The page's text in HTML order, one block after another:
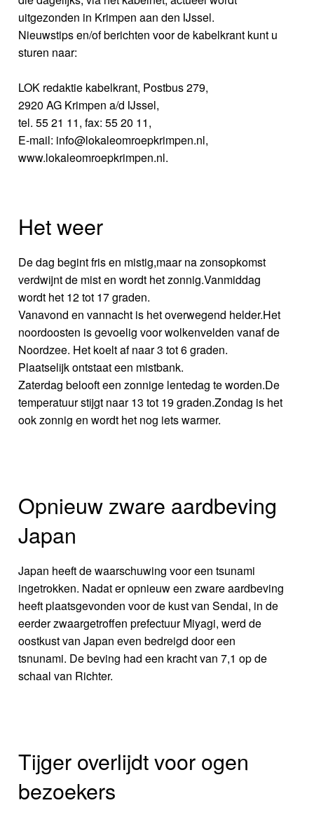
uitgezonden in Krimpen aan den IJssel.
Nieuwstips en/of berichten voor de kabelkrant kunt u
sturen naar:
LOK redaktie kabelkrant, Postbus 279,
2920 AG Krimpen a/d IJssel,
tel. 55 21 11, fax: 55 20 11,
E-mail: info@lokaleomroepkrimpen.nl,
www.lokaleomroepkrimpen.nl.
Het weer
De dag begint fris en mistig,maar na zonsopkomst
verdwijnt de mist en wordt het zonnig.Vanmiddag
wordt het 12 tot 17 graden.
Vanavond en vannacht is het overwegend helder.Het
noordoosten is gevoelig voor wolkenvelden vanaf de
Noordzee. Het koelt af naar 3 tot 6 graden.
Plaatselijk ontstaat een mistbank.
Zaterdag belooft een zonnige lentedag te worden.De
temperatuur stijgt naar 13 tot 19 graden.Zondag is het
ook zonnig en wordt het nog iets warmer.
Opnieuw zware aardbeving
Japan
Japan heeft de waarschuwing voor een tsunami
ingetrokken. Nadat er opnieuw een zware aardbeving
heeft plaatsgevonden voor de kust van Sendai, in de
eerder zwaargetroffen prefectuur Miyagi, werd de
oostkust van Japan even bedreigd door een
tsnunami. De beving had een kracht van 7,1 op de
schaal van Richter.
Tijger overlijdt voor ogen
bezoekers